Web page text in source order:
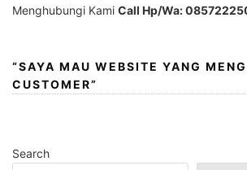
Menghubungi Kami Call Hp/Wa:
“SAYA MAU WEBSITE YANG
CUSTOMER”
Search